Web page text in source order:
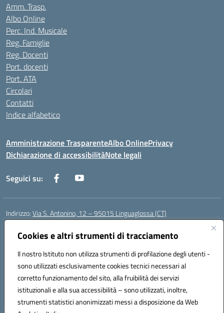
Cookies e altri strumenti di tracciamento
Il nostro Istituto non utilizza strumenti di profilazione degli utenti -
sono utilizzati esclusivamente cookies tecnici necessari al
corretto funzionamento del sito, alla fruibilità dei servizi
istituzionali e alla sua accessibilità – sono utilizzati, inoltre,
strumenti statistici anonimizzati messi a disposizione da Web
Amm. Trasp.
Albo Online
Perc. Ind. Musicale
Reg. Famiglie
Reg. Docenti
Port. docenti
Port. ATA
Circolari
Contatti
Indice alfabetico
Amministrazione TrasparenteAlbo OnlinePrivacy
Dichiarazione di accessibilitàNote legali
Seguici su:
Indirizzo:Via S. Antonino, 12 – 95015 Linguaglossa (CT)
Centralino:
Posta elettronica certificata (PEC):ctic83200r@pec.istruzione.it
Codice fiscale: 83002470876
Codice meccanografico:CTIC83200R
Codice Indice delle Pubbliche Amministrazioni (IPA): istsc_CTIC83200R
Codice unico di fatturazione (CUF): UF7TEB